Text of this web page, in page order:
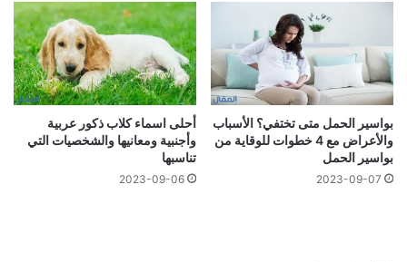
بواسير الحمل متى تختفي؟ الأسباب
والأعراض مع 4 خطوات للوقاية من
بواسير الحمل
2023-09-07
أحلى اسماء كلاب ذكور عربية
وأجنبية ومعانيها والشخصيات التي
تناسبها
2023-09-06